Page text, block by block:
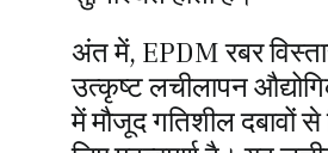
अंत में, EPDM रबर
उत्कृष्ट लचीलापन
में मौजूद गतिशील दबावों